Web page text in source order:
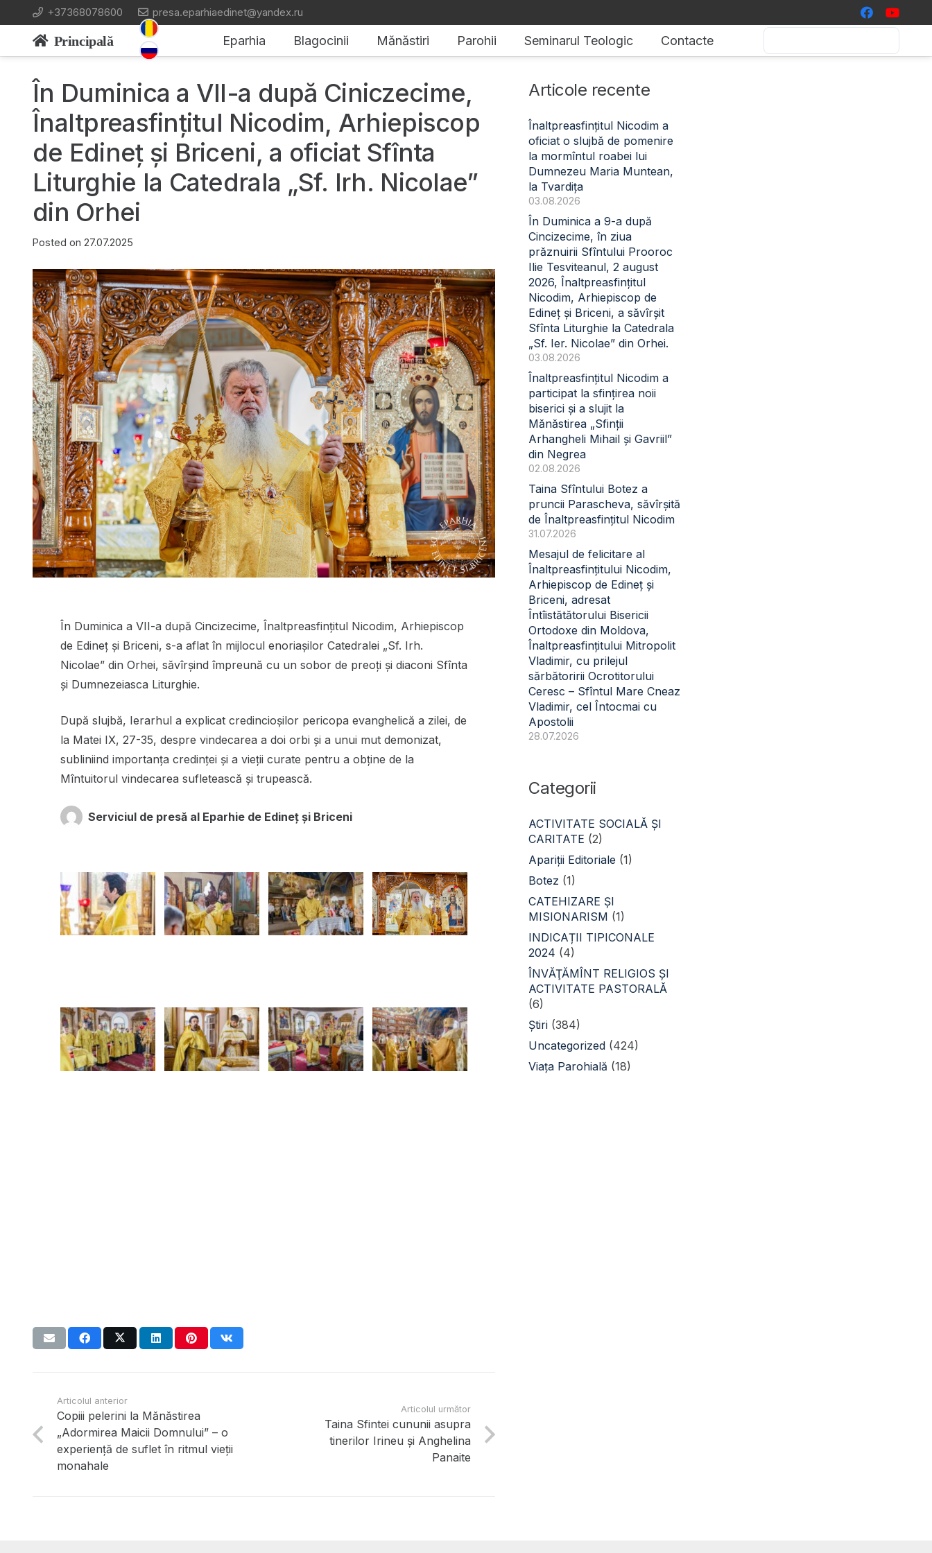
+37368078600 presa.eparhiaedinet@yandex.ru
Principală Eparhia Blagocinii Mănăstiri Parohii Seminarul Teologic Contacte
În Duminica a VII-a după Ciniczecime,
Înaltpreasfințitul Nicodim, Arhiepiscop
de Edineț și Briceni, a oficiat Sfînta
Liturghie la Catedrala „Sf. Irh. Nicolae”
din Orhei
Posted on 27.07.2025
În Duminica a VII-a după Cincizecime, Înaltpreasfințitul Nicodim, Arhiepiscop
de Edineț și Briceni, s-a aflat în mijlocul enoriașilor Catedralei „Sf. Irh.
Nicolae” din Orhei, săvîrșind împreună cu un sobor de preoți și diaconi Sfînta
și Dumnezeiasca Liturghie.
După slujbă, Ierarhul a explicat credincioșilor pericopa evanghelică a zilei, de
la Matei IX, 27-35, despre vindecarea a doi orbi și a unui mut demonizat,
subliniind importanța credinței și a vieții curate pentru a obține de la
Mîntuitorul vindecarea sufletească și trupească.
Serviciul de presă al Eparhie de Edineț și Briceni
Articolul anterior
Copiii pelerini la Mănăstirea
„Adormirea Maicii Domnului” – o
experiență de suflet în ritmul vieții
monahale
Articolul următor
Taina Sfintei cununii asupra
tinerilor Irineu și Anghelina
Panaite
Articole recente
Înaltpreasfințitul Nicodim a
oficiat o slujbă de pomenire
la mormîntul roabei lui
Dumnezeu Maria Muntean,
la Tvardița
03.08.2026
În Duminica a 9-a după
Cincizecime, în ziua
prăznuirii Sfîntului Prooroc
Ilie Tesviteanul, 2 august
2026, Înaltpreasfințitul
Nicodim, Arhiepiscop de
Edineț și Briceni, a săvîrșit
Sfînta Liturghie la Catedrala
„Sf. Ier. Nicolae” din Orhei.
03.08.2026
Înaltpreasfințitul Nicodim a
participat la sfințirea noii
biserici și a slujit la
Mănăstirea „Sfinții
Arhangheli Mihail și Gavriil”
din Negrea
02.08.2026
Taina Sfîntului Botez a
pruncii Parascheva, săvîrșită
de Înaltpreasfințitul Nicodim
31.07.2026
Mesajul de felicitare al
Înaltpreasfințitului Nicodim,
Arhiepiscop de Edineț și
Briceni, adresat
Întîistătătorului Bisericii
Ortodoxe din Moldova,
Înaltpreasfințitului Mitropolit
Vladimir, cu prilejul
sărbătoririi Ocrotitorului
Ceresc – Sfîntul Mare Cneaz
Vladimir, cel Întocmai cu
Apostolii
28.07.2026
Categorii
ACTIVITATE SOCIALĂ ŞI
CARITATE (2)
Apariții Editoriale (1)
Botez (1)
CATEHIZARE ŞI
MISIONARISM (1)
INDICAȚII TIPICONALE
2024 (4)
ÎNVĂŢĂMÎNT RELIGIOS ŞI
ACTIVITATE PASTORALĂ
(6)
Știri (384)
Uncategorized (424)
Viața Parohială (18)